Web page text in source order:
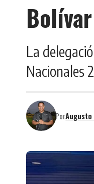
La
Nacionales
Por